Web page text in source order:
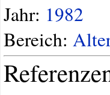
Jahr: 1982
Bereich: